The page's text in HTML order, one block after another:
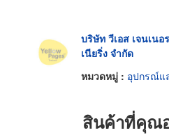
บริษัท วีเอส เจนเน
เนียริ่ง จำกัด
หมวดหมู่ : อุปกรณ์แ
สินค้าที่คุณ